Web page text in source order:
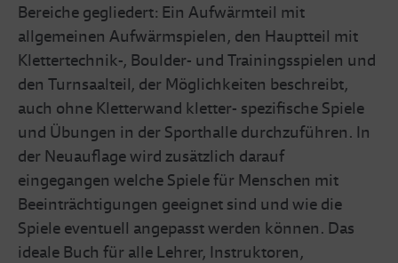
Bereiche gegliedert: Ein Aufwärmteil mit
allgemeinen Aufwärmspielen, den Hauptteil mit
Klettertechnik-, Boulder- und Trainingsspielen und
den Turnsaalteil, der Möglichkeiten beschreibt,
auch ohne Kletterwand kletter- spezifische Spiele
und Übungen in der Sporthalle durchzuführen. In
der Neuauflage wird zusätzlich darauf
eingegangen welche Spiele für Menschen mit
Beeinträchtigungen geeignet sind und wie die
Spiele eventuell angepasst werden können. Das
ideale Buch für alle Lehrer, Instruktoren,